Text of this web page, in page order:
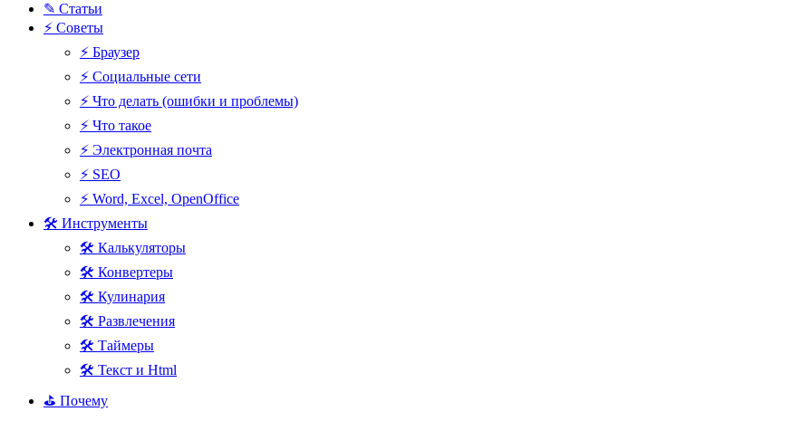
✎ Статьи
⚡ Советы
⚡ Браузер
⚡ Социальные сети
⚡ Что делать (ошибки и проблемы)
⚡ Что такое
⚡ Электронная почта
⚡ SEO
⚡ Word, Excel, OpenOffice
🛠 Инструменты
🛠 Калькуляторы
🛠 Конвертеры
🛠 Кулинария
🛠 Развлечения
🛠 Таймеры
🛠 Текст и Html
⛳ Почему